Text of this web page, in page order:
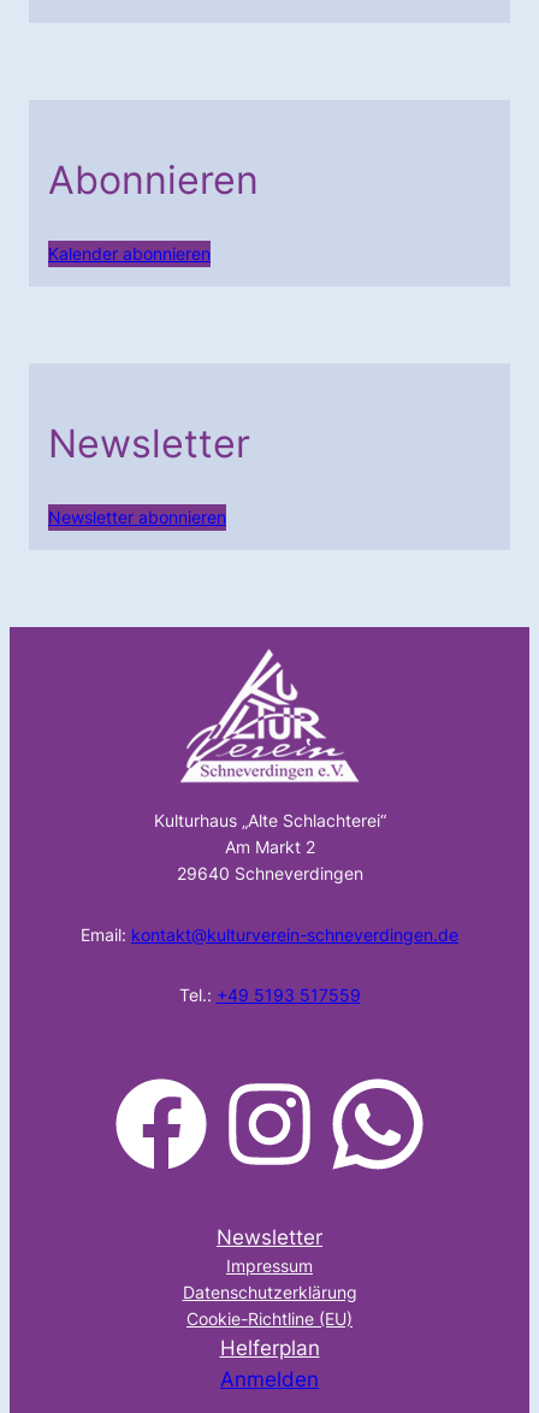
Abonnieren
Kalender abonnieren
Newsletter
Newsletter abonnieren
Kulturhaus „Alte Schlachterei“
Am Markt 2
29640 Schneverdingen
Email: kontakt@kulturverein-schneverdingen.de
Tel.: +49 5193 517559
facebook Instagram WhatsApp
Newsletter
Impressum
Datenschutzerklärung
Cookie-Richtline (EU)
Helferplan
Anmelden